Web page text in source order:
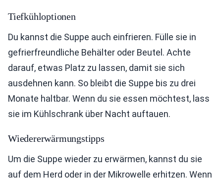
Tiefkühloptionen
Du kannst die Suppe auch einfrieren. Fülle sie in
gefrierfreundliche Behälter oder Beutel. Achte
darauf, etwas Platz zu lassen, damit sie sich
ausdehnen kann. So bleibt die Suppe bis zu drei
Monate haltbar. Wenn du sie essen möchtest, lass
sie im Kühlschrank über Nacht auftauen.
Wiedererwärmungstipps
Um die Suppe wieder zu erwärmen, kannst du sie
auf dem Herd oder in der Mikrowelle erhitzen. Wenn